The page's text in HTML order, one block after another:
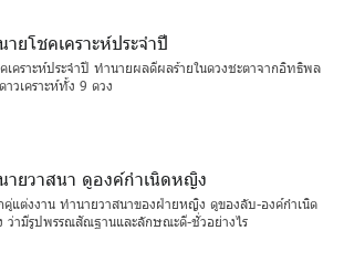
ายโชคเคราะห์ประจำปี
เคราะห์ประจำปี ทำนายผลดีผลร้ายในดวงชะตาจากอิทธิพล
าวเคราะห์ทั้ง 9 ดวง
ายวาสนา ดูองค์กำเนิดหญิง
คู่แต่งงาน ทำนายวาสนาของฝ่ายหญิง ดูของลับ-องค์กำเนิด
ว่ามีรูปพรรณสัณฐานและลักษณะดี-ชั่วอย่างไร